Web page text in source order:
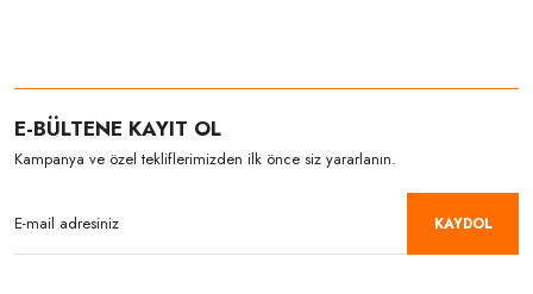
E-BÜLTENE KAYIT OL
Kampanya ve özel tekliflerimizden ilk önce siz yararlanın.
KAYDOL